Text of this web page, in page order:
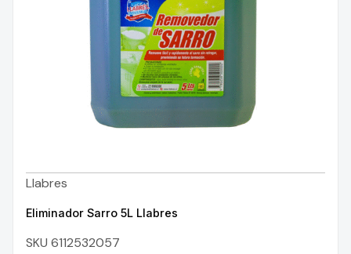
Llabres
Eliminador Sarro 5L Llabres
SKU 6112532057